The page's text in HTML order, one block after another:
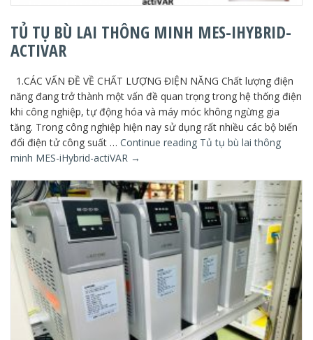
TỦ TỤ BÙ LAI THÔNG MINH MES-IHYBRID-
ACTIVAR
1.CÁC VẤN ĐỀ VỀ CHẤT LƯỢNG ĐIỆN NĂNG Chất lượng điện
năng đang trở thành một vấn đề quan trọng trong hệ thống điện
khi công nghiệp, tự động hóa và máy móc không ngừng gia
tăng. Trong công nghiệp hiện nay sử dụng rất nhiều các bộ biến
đổi điện tử công suất … Continue reading Tủ tụ bù lai thông
minh MES-iHybrid-actiVAR →